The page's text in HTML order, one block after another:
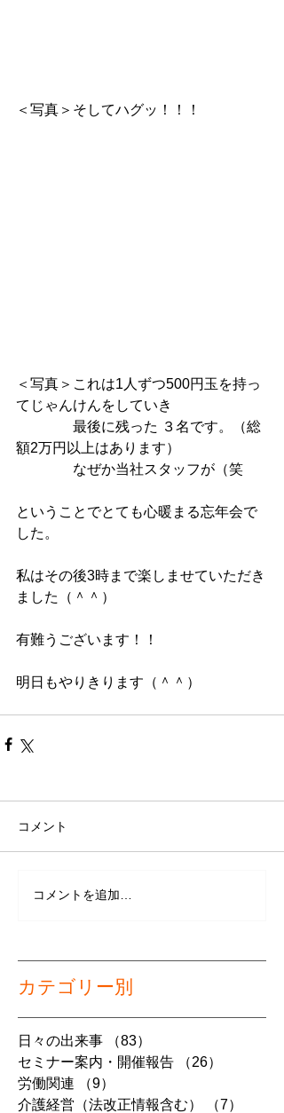
＜写真＞そしてハグッ！！！
＜写真＞これは1人ずつ500円玉を持っ
てじゃんけんをしていき
最後に残った ３名です。（総
額2万円以上はあります）
なぜか当社スタッフが（笑
ということでとても心暖まる忘年会で
した。
私はその後3時まで楽しませていただき
ました（＾＾）
有難うございます！！
明日もやりきります（＾＾）
コメント
コメントを追加…
カテゴリー別
日々の出来事 （83）
セミナー案内・開催報告
（26）
労働関連
（9）
介護経営（法改正情報含む）
（7）